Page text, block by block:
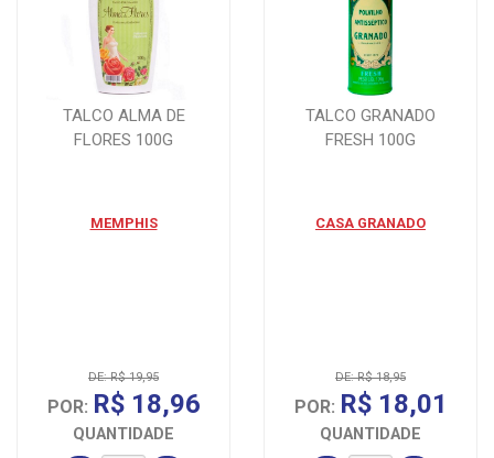
TALCO ALMA DE
FLORES 100G
MEMPHIS
DE: R$ 19,95
POR: R$ 18,96
QUANTIDADE
TALCO GRANADO
FRESH 100G
CASA GRANADO
DE: R$ 18,95
POR: R$ 18,01
QUANTIDADE